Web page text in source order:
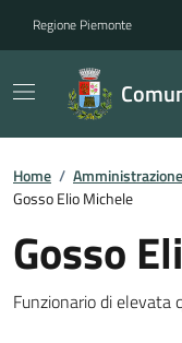
Regione Piemonte
Home / Amministrazione
Gosso Elio Michele
Gosso
Funzionario di elevata